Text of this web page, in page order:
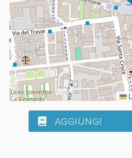
AGGIUNGI